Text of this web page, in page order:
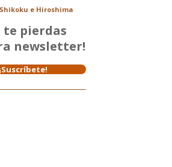
e Hiroshima
te pierdas
newsletter!
¡Suscríbete!